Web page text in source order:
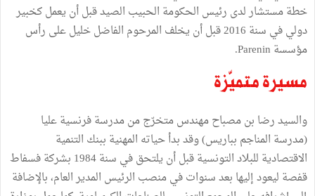
خطة مستشار لدى رئيس الحكومة الحبيب الصيد قبل أن يعمل كخبير
دولي في سنة 2016 قبل أن يخلف المرحوم الفاضل خليل على رأس
مؤسسة Parenin.
مسيرة متميّزة
والسيد رضا بن مصباح مهندس متخرّج من مدرسة فرنسية عليا
(مدرسة المناجم بباريس) وقد بدأ حياته المهنية ببنك التنمية
الاقتصادية للبلاد التونسية قبل أن يلتحق في سنة 1984 بشركة فسفاط
قفصة ليعود إليها بعد سنوات في منصب الرئيس المدير العام، بالإضافة